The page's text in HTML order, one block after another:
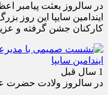
در سالروز بعثت پیامبر
ایندامین سایپا این روز
کارکنان جشن گرفته و
1 سال قبل
در سالروز ولادت حضرت